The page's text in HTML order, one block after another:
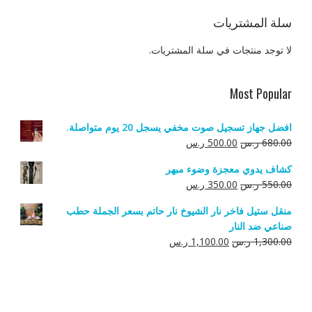
سلة المشتريات
لا توجد منتجات في سلة المشتريات.
Most Popular
افضل جهاز تسجيل صوت مخفي يسجل 20 يوم متواصلة.
680.00 ر.س السعر
هو:
680.00 ر.س.
500.00 ر.سالسعر
هو:
500.00 ر.س.
كشاف يدوي معجزة وضوء مبهر
550.00 ر.س السعر
هو:
550.00 ر.س.
350.00 ر.سالسعر
هو:
منقل ستيل فاخر نار الشيوخ نار حاتم بسعر الجملة حطب
صناعي ضد النار
1,300.00 ر.س السعر
1,100.00 ر.سالسعر